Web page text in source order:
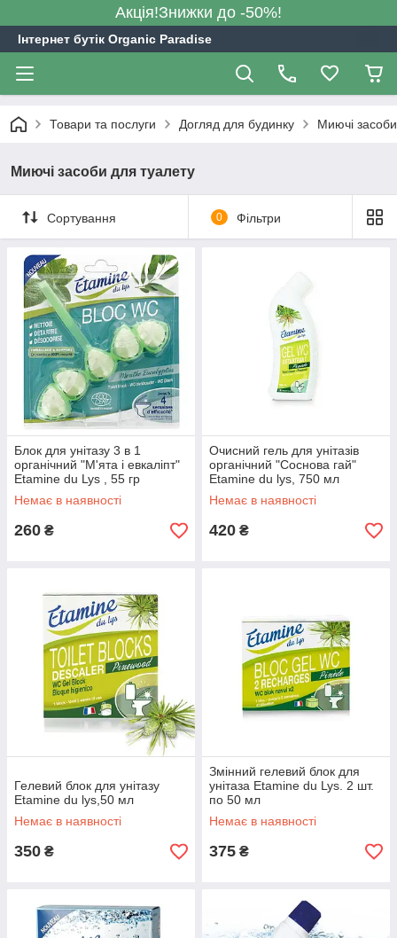
Акція!Знижки до -50%!
Інтернет бутік Organic Paradise
Товари та послуги Догляд для будинку Миючі
Миючі засоби для туалету
Сортування 0 Фільтри
Блок для унітазу 3 в 1
органічний "М'ята і евкаліпт"
Etamine du Lys , 55 гр
Немає в наявності
260 ₴
Очисний гель для унітазів
органічний "Соснова гай"
Etamine du lys, 750 мл
Немає в наявності
420 ₴
Гелевий блок для унітазу
Etamine du lys,50 мл
Немає в наявності
350 ₴
Змінний гелевий блок для
унітаза Etamine du Lys. 2 шт.
по 50 мл
Немає в наявності
375 ₴